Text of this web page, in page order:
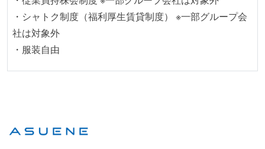
・シャトク制度（福利厚生賃貸制度） ※一部グループ会
社は対象外
・服装自由